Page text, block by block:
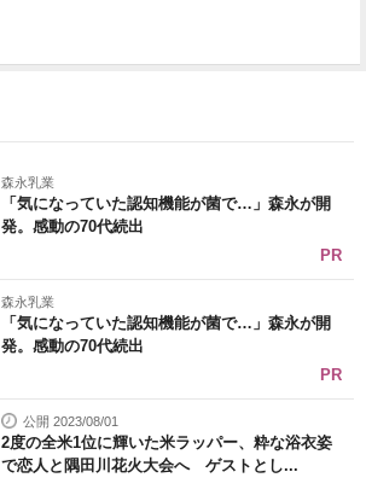
森永乳業
「気になっていた認知機能が菌で…」森永が開
発。感動の70代続出
PR
森永乳業
「気になっていた認知機能が菌で…」森永が開
発。感動の70代続出
PR
公開 2023/08/01
2度の全米1位に輝いた米ラッパー、粋な浴衣姿
で恋人と隅田川花火大会へ ゲストとし...